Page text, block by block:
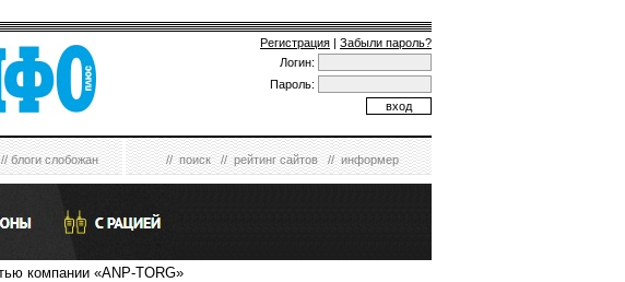
Регистрация | Забыли пароль?
Логин:
Пароль:
блоги слобожан //поиск//рейтинг сайтов//информер
компании «ANP-TORG»